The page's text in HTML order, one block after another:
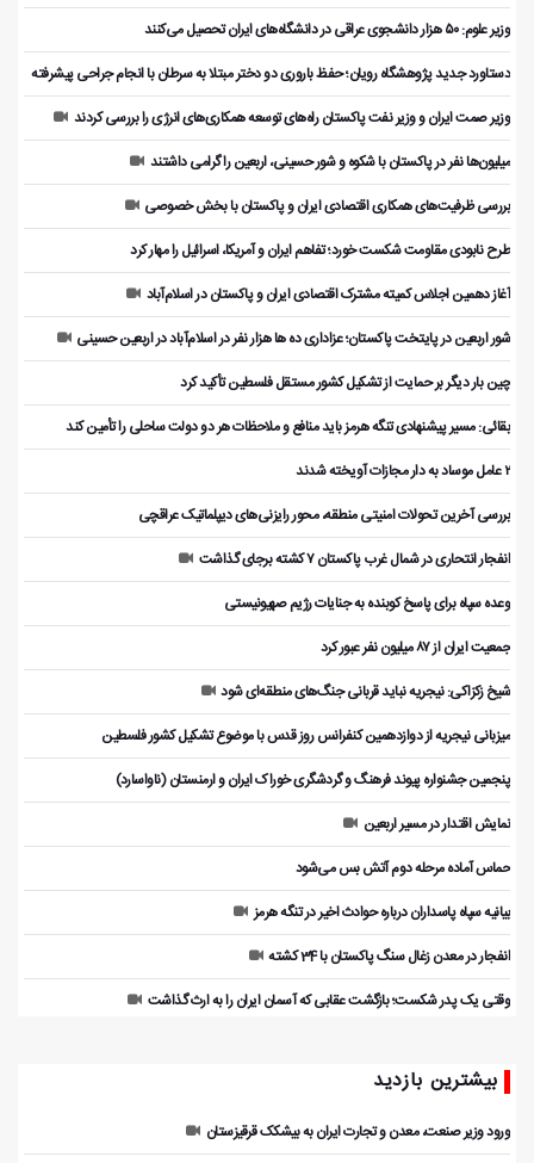
وزیر علوم: ۵۰ هزار دانشجوی عراقی در دانشگاه‌های ایران تحصیل می‌کنند
دستاورد جدید پژوهشگاه رویان؛ حفظ باروری دو دختر مبتلا به سرطان با انجام جراحی پیشرفته
وزیر صمت ایران و وزیر نفت پاکستان راه‌های توسعه همکاری‌های انرژی را بررسی کردند
میلیون‌ها نفر در پاکستان با شکوه و شور حسینی، اربعین را گرامی داشتند
بررسی ظرفیت‌های همکاری اقتصادی ایران و پاکستان با بخش خصوصی
طرح نابودی مقاومت شکست خورد؛ تفاهم ایران و آمریکا، اسرائیل را مهار کرد
آغاز دهمین اجلاس کمیته مشترک اقتصادی ایران و پاکستان در اسلام‌آباد
شور اربعین در پایتخت پاکستان؛ عزاداری ده ها هزار نفر در اسلام‌آباد در اربعین حسینی
چین بار دیگر بر حمایت از تشکیل کشور مستقل فلسطین تأکید کرد
بقائی: مسیر پیشنهادی تنگه هرمز باید منافع و ملاحظات هر دو دولت ساحلی را تأمین کند
۲ عامل موساد به دار مجازات آویخته شدند
بررسی آخرین تحولات امنیتی منطقه، محور رایزنی‌های دیپلماتیک عراقچی
انفجار انتحاری در شمال غرب پاکستان ۷ کشته برجای گذاشت
وعده سپاه برای پاسخ کوبنده به جنایات رژیم صهیونیستی
جمعیت ایران از ۸۷ میلیون نفر عبور کرد
شیخ زکزاکی: نیجریه نباید قربانی جنگ‌های منطقه‌ای شود
میزبانی نیجریه از دوازدهمین کنفرانس روز قدس با موضوع تشکیل کشور فلسطین
پنجمین جشنواره پیوند فرهنگ و گردشگر‌ی خوراک ایران و ارمنستان (ناواسارد)
نمایش اقتدار در مسیر اربعین
حماس آماده مرحله دوم آتش بس می‌شود
بیانیه سپاه پاسداران درباره حوادث اخیر در تنگه هرمز
انفجار در معدن زغال سنگ پاکستان با 34 کشته
وقتی یک پدر شکست؛ بازگشت عقابی که آسمان ایران را به ارث گذاشت
بیشترین بازدید
ورود وزیر صنعت، معدن و تجارت ایران به بیشکک قرقیزستان